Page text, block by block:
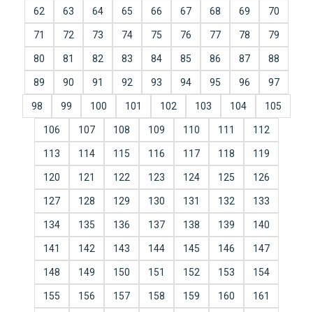
62 63 64 65 66 67 68 69 70
71 72 73 74 75 76 77 78 79
80 81 82 83 84 85 86 87 88
89 90 91 92 93 94 95 96 97
98 99 100 101 102 103 104 105
106 107 108 109 110 111 112
113 114 115 116 117 118 119
120 121 122 123 124 125 126
127 128 129 130 131 132 133
134 135 136 137 138 139 140
141 142 143 144 145 146 147
148 149 150 151 152 153 154
155 156 157 158 159 160 161